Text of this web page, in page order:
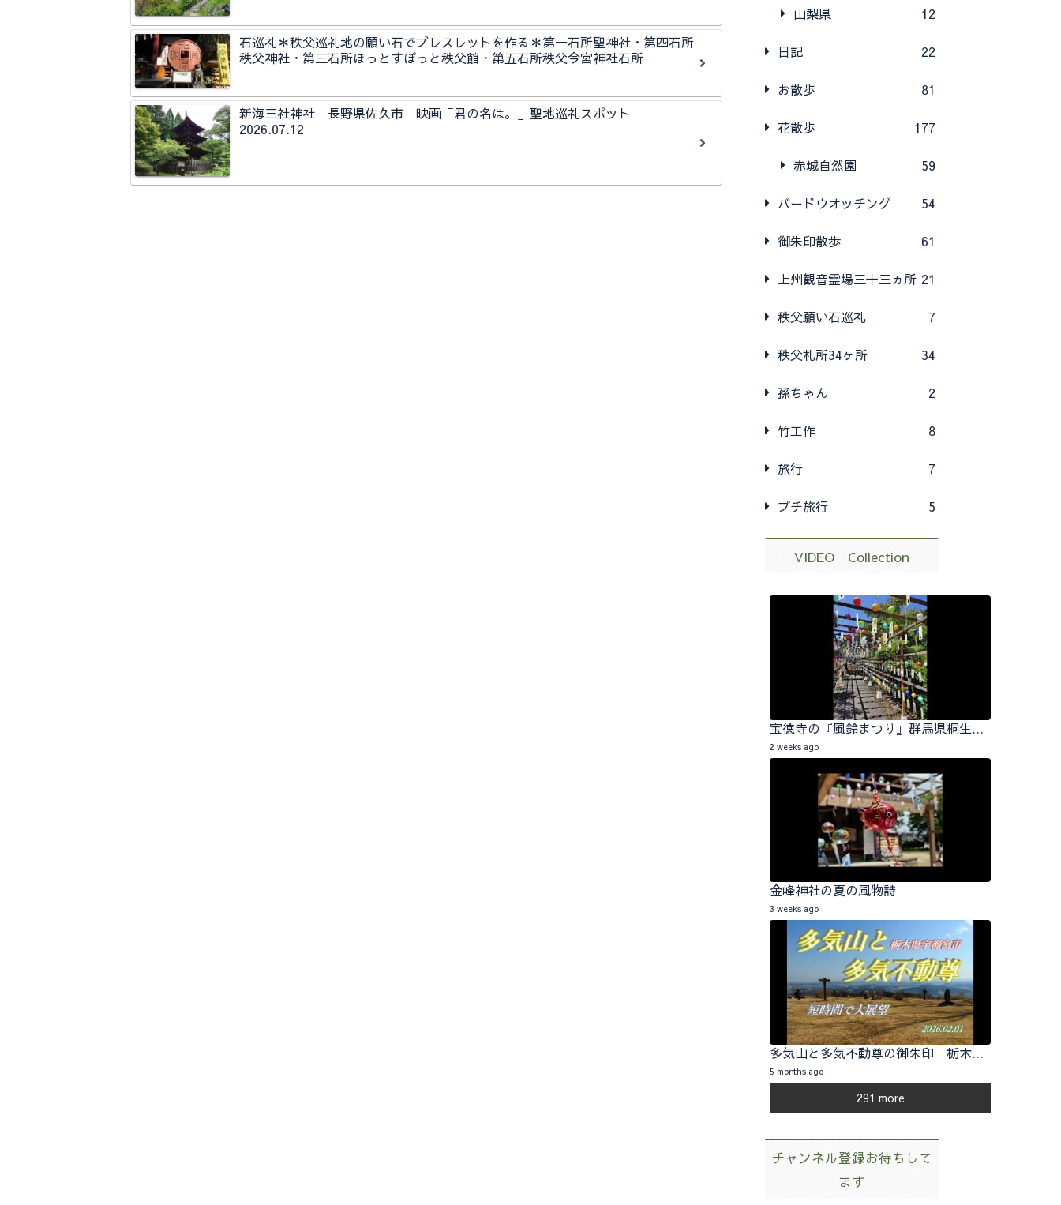
石巡礼＊秩父巡礼地の願い石でブレスレットを作る＊第一石所聖神社・第四石所
秩父神社・第三石所ほっとすぽっと秩父館・第五石所秩父今宮神社石所
新海三社神社 長野県佐久市 映画「君の名は。」聖地巡礼スポット
2026.07.12
山梨県 12
日記 22
お散歩 81
花散歩 177
赤城自然園 59
バードウオッチング 54
御朱印散歩 61
上州観音霊場三十三ヵ所 21
秩父願い石巡礼 7
秩父札所34ヶ所 34
孫ちゃん 2
竹工作 8
旅行 7
プチ旅行 5
VIDEO Collection
宝徳寺の『風鈴まつり』群馬県桐生市 2026.07.25
2 weeks ago
金峰神社の夏の風物詩
3 weeks ago
多気山と多気不動尊の御朱印 栃木県宇都宮市 2026.02.01
5 months ago
291 more
チャンネル登録お待ちして
ます